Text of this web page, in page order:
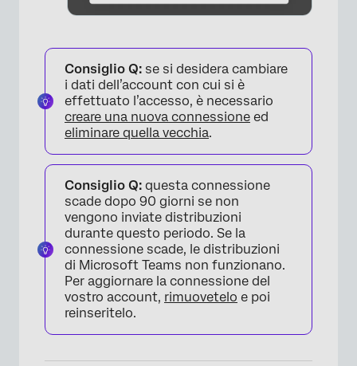
×
Consiglio Q: se si desidera cambiare
i dati dell’account con cui si è
effettuato l’accesso, è necessario
creare una nuova connessione ed
eliminare quella vecchia.
Consiglio Q: questa connessione
scade dopo 90 giorni se non
vengono inviate distribuzioni
durante questo periodo. Se la
connessione scade, le distribuzioni
di Microsoft Teams non funzionano.
Per aggiornare la connessione del
vostro account, rimuovetelo e poi
reinseritelo.